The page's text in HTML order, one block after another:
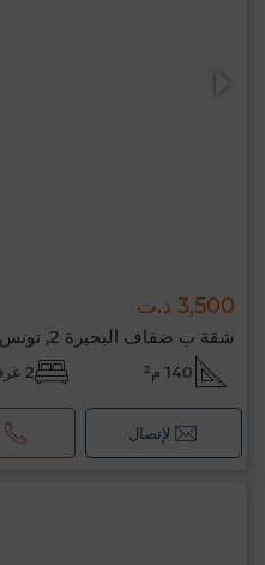
3,500 د.ت
شقة ب ضفاف البحيرة 2, تونس
140 م² 2 غرف
لإتصال